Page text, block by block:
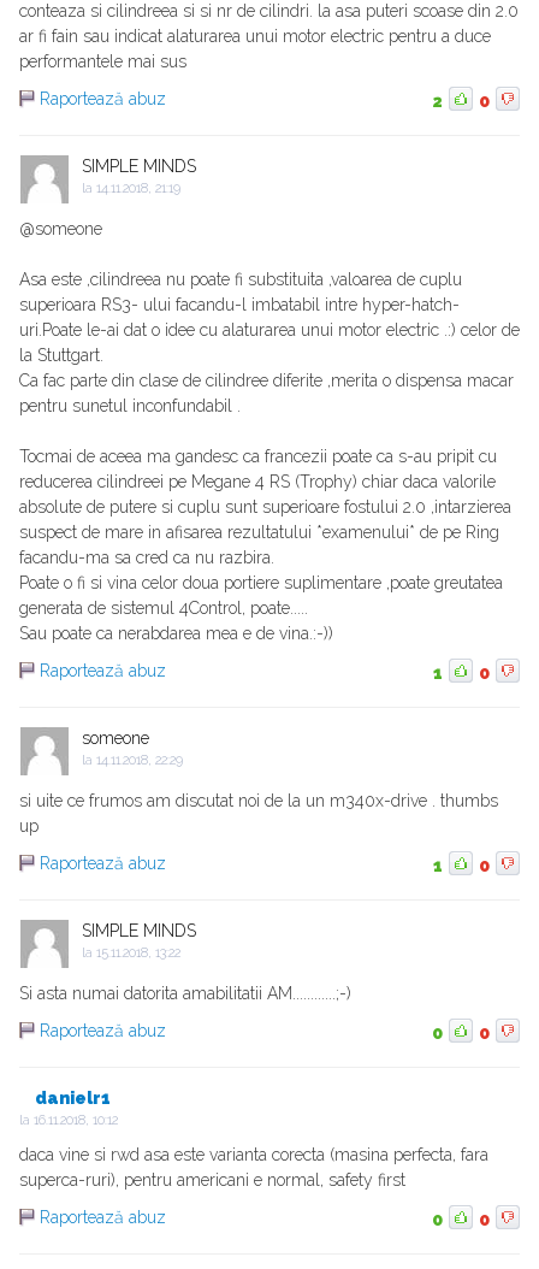
conteaza si cilindreea si si nr de cilindri. la asa puteri scoase din 2.0
ar fi fain sau indicat alaturarea unui motor electric pentru a duce
performantele mai sus
Raportează abuz
2 0
SIMPLE MINDS
la 14.11.2018, 21:19
@someone
Asa este ,cilindreea nu poate fi substituita ,valoarea de cuplu
superioara RS3- ului facandu-l imbatabil intre hyper-hatch-
uri.Poate le-ai dat o idee cu alaturarea unui motor electric .:) celor de
la Stuttgart.
Ca fac parte din clase de cilindree diferite ,merita o dispensa macar
pentru sunetul inconfundabil .
Tocmai de aceea ma gandesc ca francezii poate ca s-au pripit cu
reducerea cilindreei pe Megane 4 RS (Trophy) chiar daca valorile
absolute de putere si cuplu sunt superioare fostului 2.0 ,intarzierea
suspect de mare in afisarea rezultatului *examenului* de pe Ring
facandu-ma sa cred ca nu razbira.
Poate o fi si vina celor doua portiere suplimentare ,poate greutatea
generata de sistemul 4Control, poate.....
Sau poate ca nerabdarea mea e de vina.:-))
Raportează abuz
1 0
someone
la 14.11.2018, 22:29
si uite ce frumos am discutat noi de la un m340x-drive . thumbs
up
Raportează abuz
1 0
SIMPLE MINDS
la 15.11.2018, 13:22
Si asta numai datorita amabilitatii AM............;-)
Raportează abuz
0 0
danielr1
la 16.11.2018, 10:12
daca vine si rwd asa este varianta corecta (masina perfecta, fara
superca-ruri), pentru americani e normal, safety first
Raportează abuz
0 0